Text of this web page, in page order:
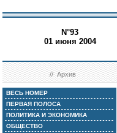
N°93
01 июня 2004
//Архив
ВЕСЬ НОМЕР
ПЕРВАЯ ПОЛОСА
ПОЛИТИКА И ЭКОНОМИКА
ОБЩЕСТВО